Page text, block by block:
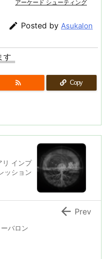
アーケード シューティング
 Posted by Asukalon
す
 Copy
リ インプ
ッション
バロン
 Prev